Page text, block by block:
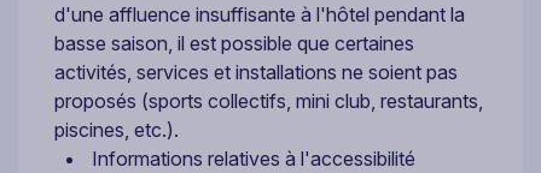
d'une affluence insuffisante à l'hôtel pendant la
basse saison, il est possible que certaines
activités, services et installations ne soient pas
proposés (sports collectifs, mini club, restaurants,
piscines, etc.).
Informations relatives à l'accessibilité